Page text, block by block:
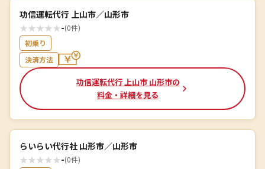
功信運転代行 上山市／山形市
★★★★★-(0件)
初乗り
決済方法
功信運転代行 上山市 山形市の
料金・詳細を見る
らいらい代行社 山形市／山形市
★★★★★-(0件)